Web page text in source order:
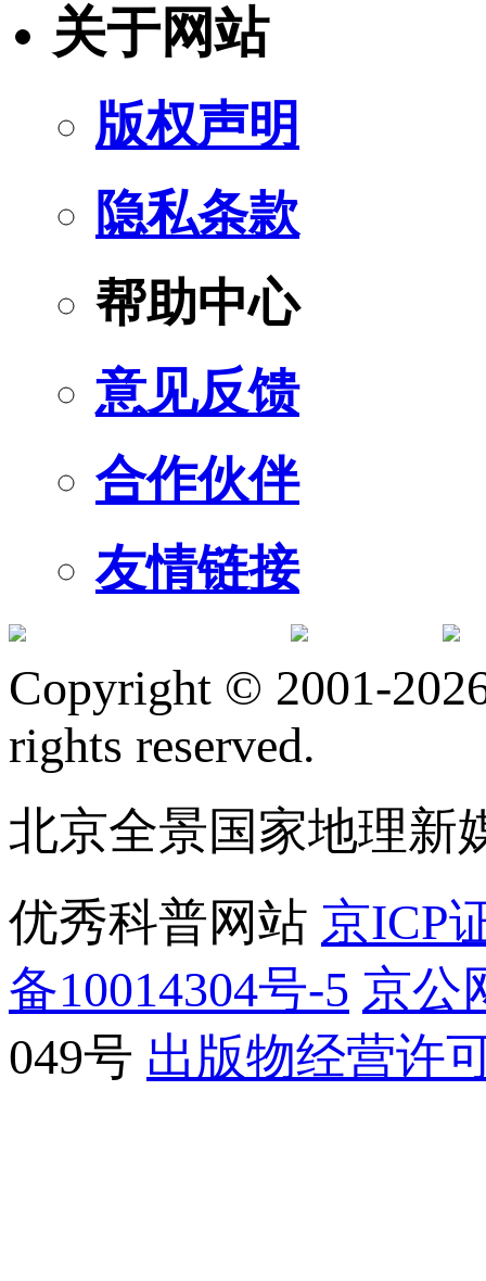
关于网站
版权声明
隐私条款
帮助中心
意见反馈
合作伙伴
友情链接
Copyright © 2001-
rights reserved.
北京全景国家地理新
优秀科普网站 京ICP
备10014304号-5 京公
049号 出版物经营许